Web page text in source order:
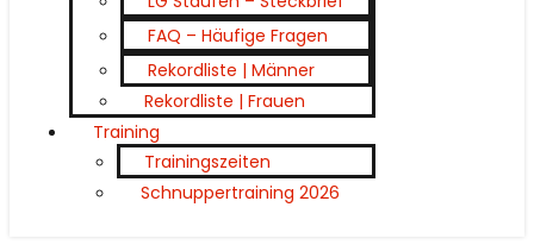
FAQ – Häufige Fragen
Rekordliste | Männer
Rekordliste | Frauen
Training
Trainingszeiten
Schnuppertraining 2026